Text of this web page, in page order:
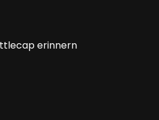
erinnern